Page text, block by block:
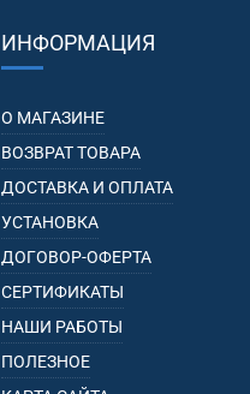
ИНФОРМАЦИЯ
О МАГАЗИНЕ
ВОЗВРАТ ТОВАРА
ДОСТАВКА И ОПЛАТА
УСТАНОВКА
ДОГОВОР-ОФЕРТА
СЕРТИФИКАТЫ
НАШИ РАБОТЫ
ПОЛЕЗНОЕ